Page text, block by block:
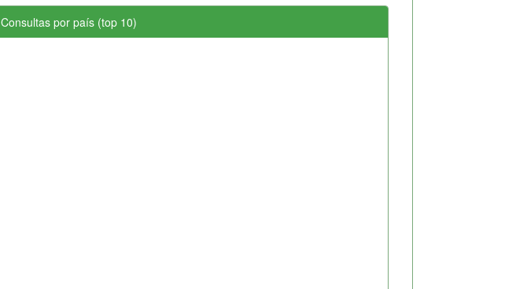
Consultas por país (top 10)